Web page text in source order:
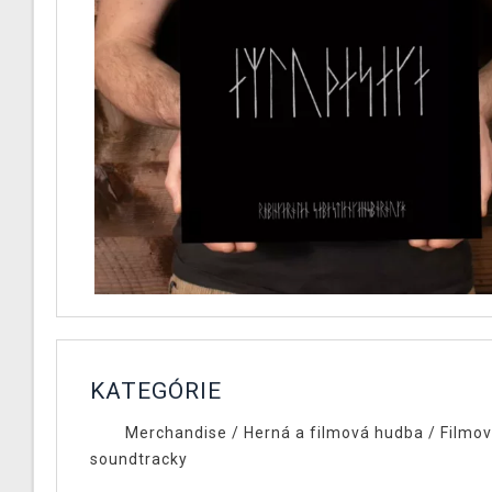
KATEGÓRIE
Merchandise / Herná a filmová hudba /
soundtracky